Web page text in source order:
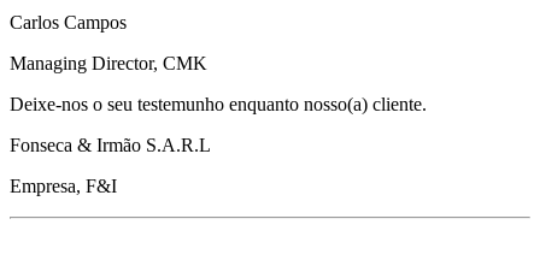
Carlos Campos
Managing Director, CMK
Deixe-nos o seu testemunho enquanto nosso(a) cliente.
Fonseca & Irmão S.A.R.L
Empresa, F&I